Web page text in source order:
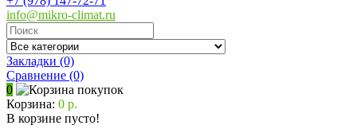
info@mikro-climat.ru
Закладки (0)
Сравнение (0)
0
Корзина: 0 р.
В корзине пусто!